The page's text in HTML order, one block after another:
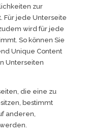
zur
Für jede Unterseite
wird für jede
So können Sie
Unique Content
Unterseiten
die eine zu
bestimmt
anderen,